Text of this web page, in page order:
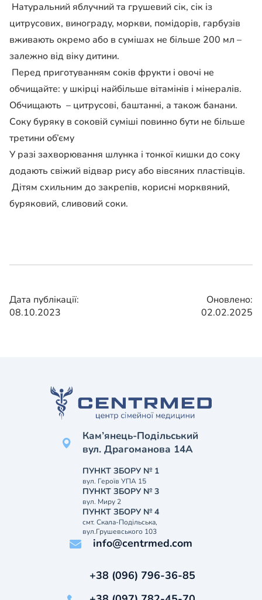
Натуральний яблучний та грушевий сік, сік із
цитрусових, винограду, моркви, помідорів, гарбузів
вживають окремо або в сумішах не більше 200 мл –
залежно від віку дитини.
Перед приготуванням соків фрукти і овочі не
обчищайте: у шкірці найбільше вітамінів і мінералів.
Обчищають – цитрусові, баштанні, а також банани.
Соку буряку в соковій суміші повинно бути не більше
третини об’єму
У разі захворювання шлунка і тонкої кишки до соку
додають свіжий відвар рису або вівсяних пластівців.
Дітям схильним до закрепів, корисні морквяний,
буряковий, сливовий соки.
Дата публікації:
08.10.2023
Оновлено:
02.02.2025
Кам’янець-Подільський
вул. Драгоманова 14А
ПУНКТ ЗБОРУ № 1
вул. Героїв УПА 15
ПУНКТ ЗБОРУ № 3
вул. Миру 2
ПУНКТ ЗБОРУ № 4
смт. Скала-Подільська,
вул.Грушевського 103
info@centrmed.com
+38 (096) 796-36-85